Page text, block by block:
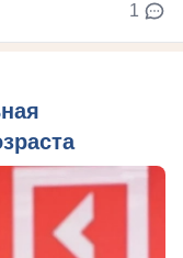
1